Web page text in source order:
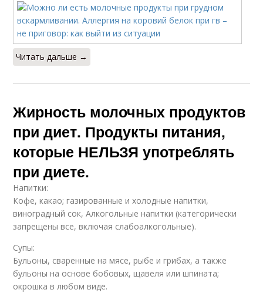
Читать дальше →
Жирность молочных продуктов
при диет. Продукты питания,
которые НЕЛЬЗЯ употреблять
при диете.
Напитки:
Кофе, какао; газированные и холодные напитки,
виноградный сок, Алкогольные напитки (категорически
запрещены все, включая слабоалкогольные).
Супы:
Бульоны, сваренные на мясе, рыбе и грибах, а также
бульоны на основе бобовых, щавеля или шпината;
окрошка в любом виде.